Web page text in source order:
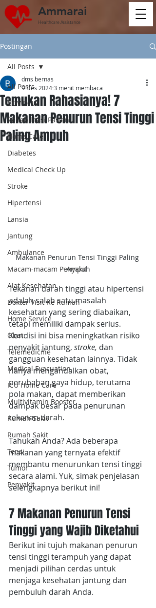
Ammarai
Healthcare Assistance
Postingan
All Posts
COVID-19
Rehabilitasi Pasien
Home Care
Diabetes
Medical Check Up
Stroke
Hipertensi
Lansia
Jantung
Ambulance
Macam-macam Penyakit
Alat Kesehatan
Dokter Visit Ke Rumah
Home Service
Obat
Telemedicine
Medical Evacuation
ICU Home Care
Multivitamin Booster
Rumah Sakit
Rumah Sakit
Tensi
Tumor
Penyakit
All Posts
Temukan Rahasianya! 7
Makanan Penurun Tensi Tinggi
Paling Ampuh
dms bernas
9 Des 20243 menit membaca
Makanan Penurun Tensi Tinggi Paling
Ampuh
Tekanan darah tinggi atau hipertensi
adalah salah satu masalah
kesehatan yang sering diabaikan,
tetapi memiliki dampak serius.
Kondisi ini bisa meningkatkan risiko
penyakit jantung, stroke, dan
gangguan kesehatan lainnya. Tidak
hanya mengandalkan obat,
perubahan gaya hidup, terutama
pola makan, dapat memberikan
dampak besar pada penurunan
tekanan darah.
Tahukah Anda? Ada beberapa
makanan yang ternyata efektif
membantu menurunkan tensi tinggi
secara alami. Yuk, simak penjelasan
selengkapnya berikut ini!
7 Makanan Penurun Tensi
Tinggi yang Wajib Diketahui
Berikut ini tujuh makanan penurun
tensi tinggi terampuh yang dapat
menjadi pilihan cerdas untuk
menjaga kesehatan jantung dan
pembuluh darah Anda.